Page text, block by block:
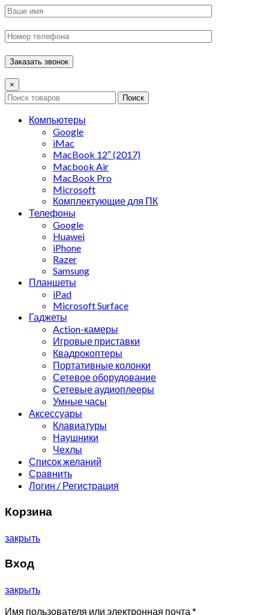
×
Поиск
Компьютеры
Google
iMac
MacBook 12″ (2017)
Macbook Air
MacBook Pro
Microsoft
Комплектующие для ПК
Телефоны
Google
Huawei
iPhone
Razer
Samsung
Планшеты
iPad
Microsoft Surface
Гаджеты
Action-камеры
Игровые приставки
Квадрокоптеры
Портативные колонки
Сетевое оборудование
Сетевые аудиоплееры
Умные часы
Аксессуары
Клавиатуры
Наушники
Чехлы
Список желаний
Сравнить
Логин / Регистрация
Корзина
закрыть
Вход
закрыть
Имя пользователя или электронная почта *